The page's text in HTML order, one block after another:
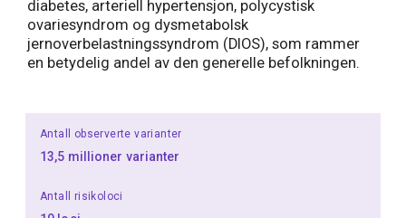
diabetes, arteriell hypertensjon, polycystisk
ovariesyndrom og dysmetabolsk
jernoverbelastningssyndrom (DIOS), som rammer
en betydelig andel av den generelle befolkningen.
Antall observerte varianter
13,5 millioner varianter
Antall risikoloci